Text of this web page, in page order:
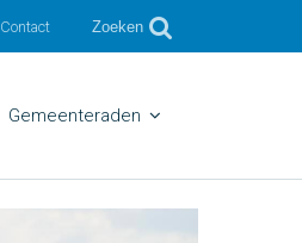
Contact Zoeken
Gemeenteraden